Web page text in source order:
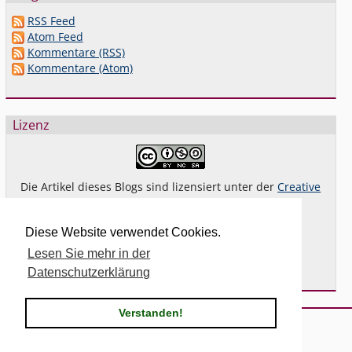
Diese Website verwendet Cookies.
Lesen Sie mehr in der
Datenschutzerklärung
Verstanden!
RSS Feed
Atom Feed
Kommentare (RSS)
Kommentare (Atom)
Lizenz
Die Artikel dieses Blogs sind lizensiert unter derCreative
Das giltnichtfür Bilder oder (andere) erkennbare
Fremdinhalte und explizit anders gekennzeichnete
Beiträge.
Powered bySerendipity& the2k11theme.